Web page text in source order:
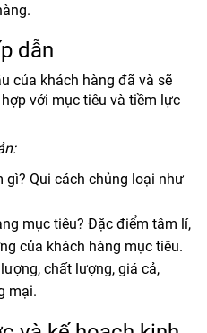
dẫn
của khách hàng đã và sẽ
với mục tiêu và tiềm lực
gì? Qui cách chủng loại như
mục tiêu? Đặc điểm tâm lí,
của khách hàng mục tiêu.
chất lượng, giá cả,
mại.